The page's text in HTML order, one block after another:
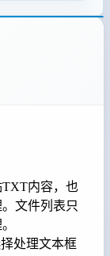
内容，也
文件列表只
处理文本框